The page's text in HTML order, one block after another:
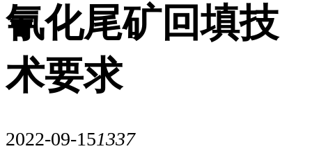
氰化尾矿回填技
术要求
2022-09-151337